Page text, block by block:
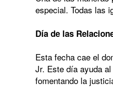
especial. Todas las
Día de las
Esta fecha cae el
Jr. Este día ayuda
fomentando la